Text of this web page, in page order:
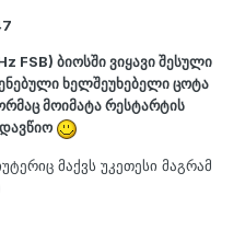
FSB) ბიოსში ვიყავი შესული
ხელშეუხებელი ცოტა
მოიმატა რესტარტის
მაქვს უკეთესი მაგრამ